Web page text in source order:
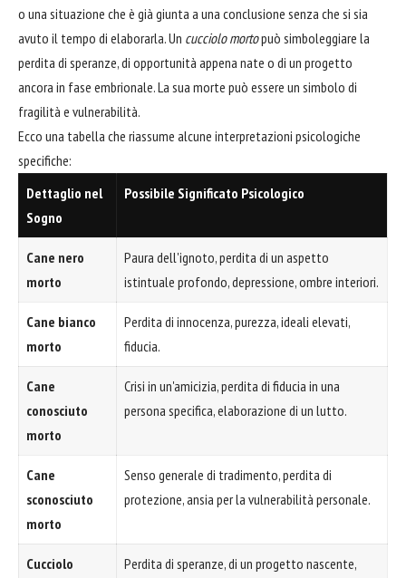
o una situazione che è già giunta a una conclusione senza che si sia
avuto il tempo di elaborarla. Un cucciolo mortopuò simboleggiare la
perdita di speranze, di opportunità appena nate o di un progetto
ancora in fase embrionale. La sua morte può essere un simbolo di
fragilità e vulnerabilità.
Ecco una tabella che riassume alcune interpretazioni psicologiche
specifiche:
Dettaglio nel
Sogno
Possibile Significato Psicologico
Cane nero
morto
Paura dell'ignoto, perdita di un aspetto
istintuale profondo, depressione, ombre interiori.
Cane bianco
morto
Perdita di innocenza, purezza, ideali elevati,
fiducia.
Cane
conosciuto
morto
Crisi in un'amicizia, perdita di fiducia in una
persona specifica, elaborazione di un lutto.
Cane
sconosciuto
morto
Senso generale di tradimento, perdita di
protezione, ansia per la vulnerabilità personale.
Cucciolo
Perdita di speranze, di un progetto nascente,